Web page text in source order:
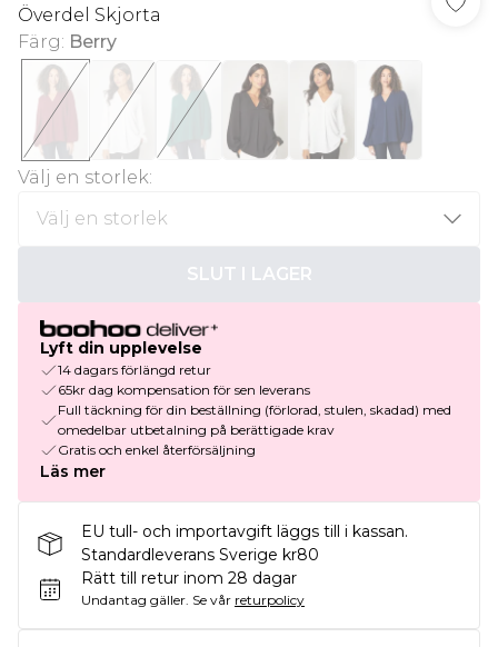
Överdel Skjorta
Färg: Berry
Välj en storlek:
SLUT I LAGER
Lyft din upplevelse
14 dagars förlängd retur
65kr dag kompensation för sen leverans
Full täckning för din beställning (förlorad, stulen, skadad) med
omedelbar utbetalning på berättigade krav
Gratis och enkel återförsäljning
Läs mer
EU tull- och importavgift läggs till i kassan.
Standardleverans Sverige kr80
Rätt till retur inom 28 dagar
Undantag gäller. Se vår returpolicy